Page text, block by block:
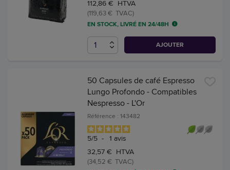
112,86 € HTVA
(119,63 € TVAC)
EN STOCK, LIVRÉ EN 24/48H
AJOUTER
50 Capsules de café Espresso
Lungo Profondo - Compatibles
Nespresso - L'Or
Référence : 143482
5/5 - 1 avis
32,57 € HTVA
(34,52 € TVAC)